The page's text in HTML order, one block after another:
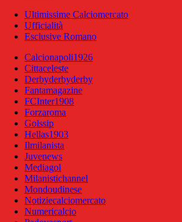
Ultimissime Calciomercato
Ufficialità
Esclusive Romano
Calcionapoli1926
Cittaceleste
Derbyderbyderby
Fantamagazine
FCInter1908
Forzaroma
Golssip
Hellas1903
Ilmilanista
Juvenews
Mediagol
Milanistichannel
Mondoudinese
Notiziecalciomercato
Numericalcio